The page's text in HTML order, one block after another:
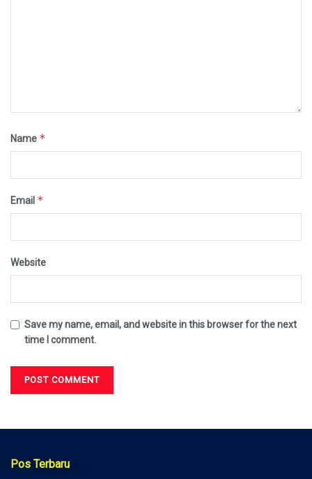
Name *
Email *
Website
Save my name, email, and website in this browser for the next
time I comment.
Pos Terbaru